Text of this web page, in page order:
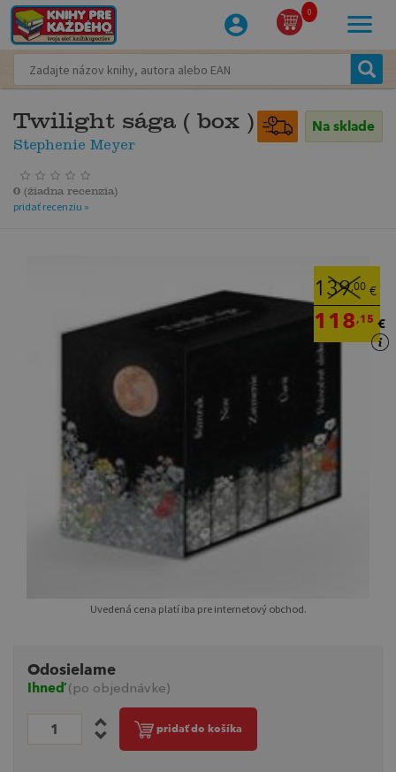
0
Twilight sága ( box )
Stephenie Meyer
Na sklade
0 (žiadna recenzia)
pridať recenziu »
139,00 €
118,15 €
Uvedená cena platí iba pre internetový obchod.
Odosielame
Ihneď(po objednávke)
pridať do košíka